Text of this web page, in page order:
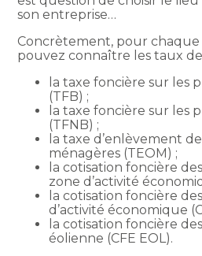
son entreprise…
Concrètement, pour
pouvez connaître les taux de
la taxe foncière sur les
(TFB) ;
la taxe foncière sur les
(TFNB) ;
la taxe d’enlèvement
ménagères (TEOM) ;
la cotisation foncière
zone d’activité
la cotisation foncière
d’activité économique
la cotisation foncière
éolienne (CFE EOL).